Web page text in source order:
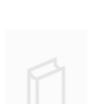
Comenzar a vender